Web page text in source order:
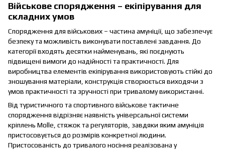
Військове спорядження – екіпірування для
складних умов
Спорядження для військових – частина амуніції, що забезпечує
безпеку та можливість виконувати поставлені завдання. До
категорії входять десятки найменувань, які поєднують
підвищені вимоги до надійності та практичності. Для
виробництва елементів екіпірування використовують стійкі до
зношування матеріали, конструкція створюється виходячи з
умов практичності та зручності при тривалому використанні.
Від туристичного та спортивного військове тактичне
спорядження відрізняє наявність універсальної системи
кріплень Molle, стяжок та регуляторів, завдяки яким амуніція
пристосовується до розмірів конкретної людини.
Пристосованість до тривалого носіння реалізована у